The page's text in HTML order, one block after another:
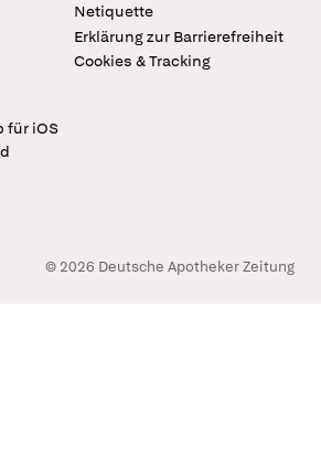
Netiquette
Erklärung zur Barrierefreiheit
Cookies & Tracking
für iOS
© 2026 Deutsche Apotheker Zeitung